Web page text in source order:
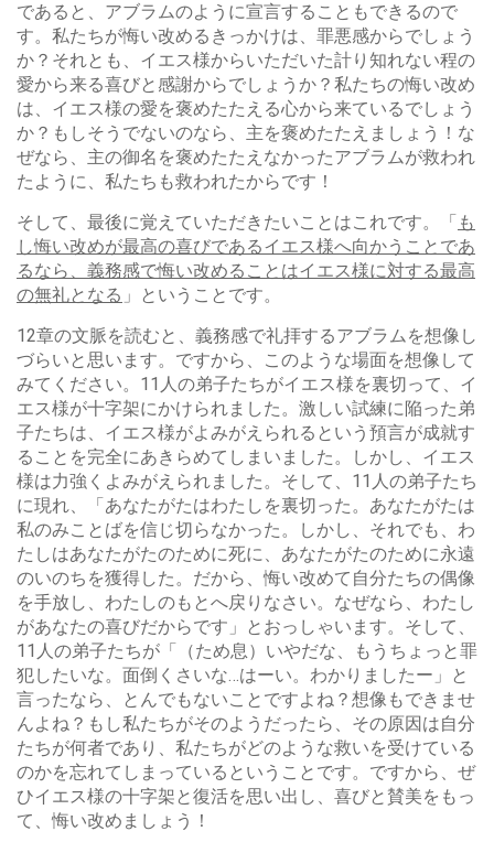
であると、アブラムのように宣言することもできるので
す。私たちが悔い改めるきっかけは、罪悪感からでしょう
か？それとも、イエス様からいただいた計り知れない程の
愛から来る喜びと感謝からでしょうか？私たちの悔い改め
は、イエス様の愛を褒めたたえる心から来ているでしょう
か？もしそうでないのなら、主を褒めたたえましょう！な
ぜなら、主の御名を褒めたたえなかったアブラムが救われ
たように、私たちも救われたからです！
そして、最後に覚えていただきたいことはこれです。「 も
し悔い改めが最高の喜びであるイエス様へ向かうことであ
るなら、義務感で悔い改めることはイエス様に対する最高
の無礼となる 」ということです。
12章の文脈を読むと、義務感で礼拝するアブラムを想像し
づらいと思います。ですから、このような場面を想像して
みてください。11人の弟子たちがイエス様を裏切って、イ
エス様が十字架にかけられました。激しい試練に陥った弟
子たちは、イエス様がよみがえられるという預言が成就す
ることを完全にあきらめてしまいました。しかし、イエス
様は力強くよみがえられました。そして、11人の弟子たち
に現れ、「あなたがたはわたしを裏切った。あなたがたは
私のみことばを信じ切らなかった。しかし、それでも、わ
たしはあなたがたのために死に、あなたがたのために永遠
のいのちを獲得した。だから、悔い改めて自分たちの偶像
を手放し、わたしのもとへ戻りなさい。なぜなら、わたし
があなたの喜びだからです」とおっしゃいます。そして、
11人の弟子たちが「（ため息）いやだな、もうちょっと罪
犯したいな。面倒くさいな…はーい。わかりましたー」と
言ったなら、とんでもないことですよね？想像もできませ
んよね？もし私たちがそのようだったら、その原因は自分
たちが何者であり、私たちがどのような救いを受けている
のかを忘れてしまっているということです。ですから、ぜ
ひイエス様の十字架と復活を思い出し、喜びと賛美をもっ
て、悔い改めましょう！